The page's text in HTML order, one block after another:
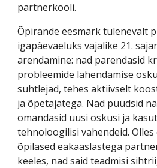
partnerkooli.
Õpirände eesmärk tulenevalt
igapäevaeluks vajalike 21.
arendamine: nad parendasid
probleemide lahendamise
suhtlejad, tehes aktiivselt
ja õpetajatega. Nad püüdsid
omandasid uusi oskusi ja
tehnoloogilisi vahendeid.
õpilased eakaaslastega
keeles, nad said teadmisi